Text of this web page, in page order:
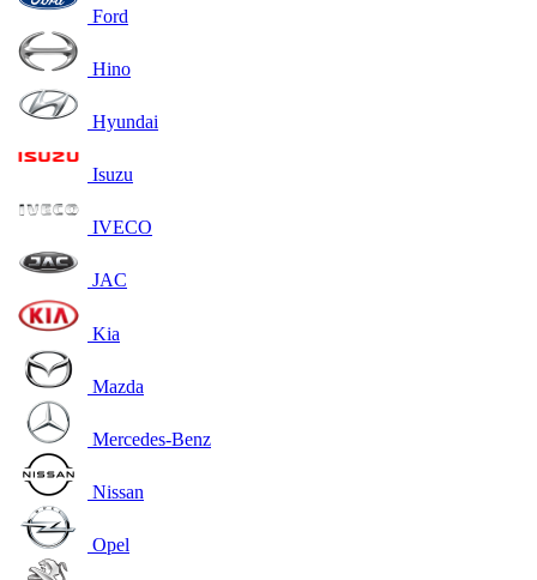
Ford
Hino
Hyundai
Isuzu
IVECO
JAC
Kia
Mazda
Mercedes-Benz
Nissan
Opel